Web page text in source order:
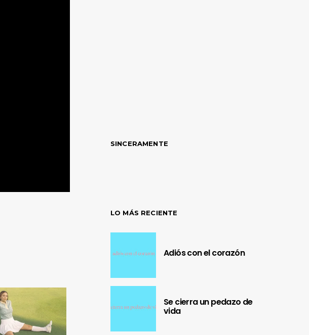
SINCERAMENTE
LO MÁS RECIENTE
Adiós con el corazón
Se cierra un pedazo de
vida